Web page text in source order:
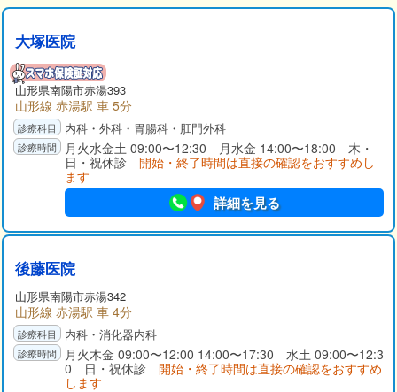
大塚医院
山形県南陽市赤湯393
山形線 赤湯駅 車 5分
内科・外科・胃腸科・肛門外科
月火水金土 09:00〜12:30 月水金 14:00〜18:00 木・
日・祝休診 開始・終了時間は直接の確認をおすすめし
ます
詳細を見る
後藤医院
山形県南陽市赤湯342
山形線 赤湯駅 車 4分
内科・消化器内科
月火木金 09:00〜12:00 14:00〜17:30 水土 09:00〜12:3
0 日・祝休診 開始・終了時間は直接の確認をおすすめ
します